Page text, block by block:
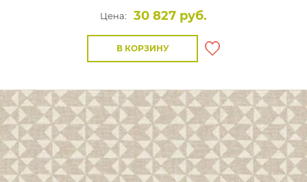
Цена:
30 827 руб.
В КОРЗИНУ